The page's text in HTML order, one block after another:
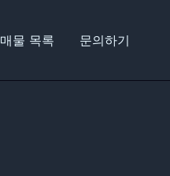
매물 목록 문의하기